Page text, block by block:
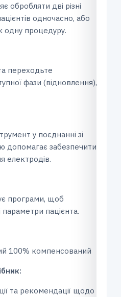
обробляти дві різні
одночасно, або
одну процедуру.
переходьте
фази (відновлення),
у поєднанні зі
допомагає забезпечити
електродів.
програми, щоб
пацієнта.
100% компенсований
та рекомендації щодо